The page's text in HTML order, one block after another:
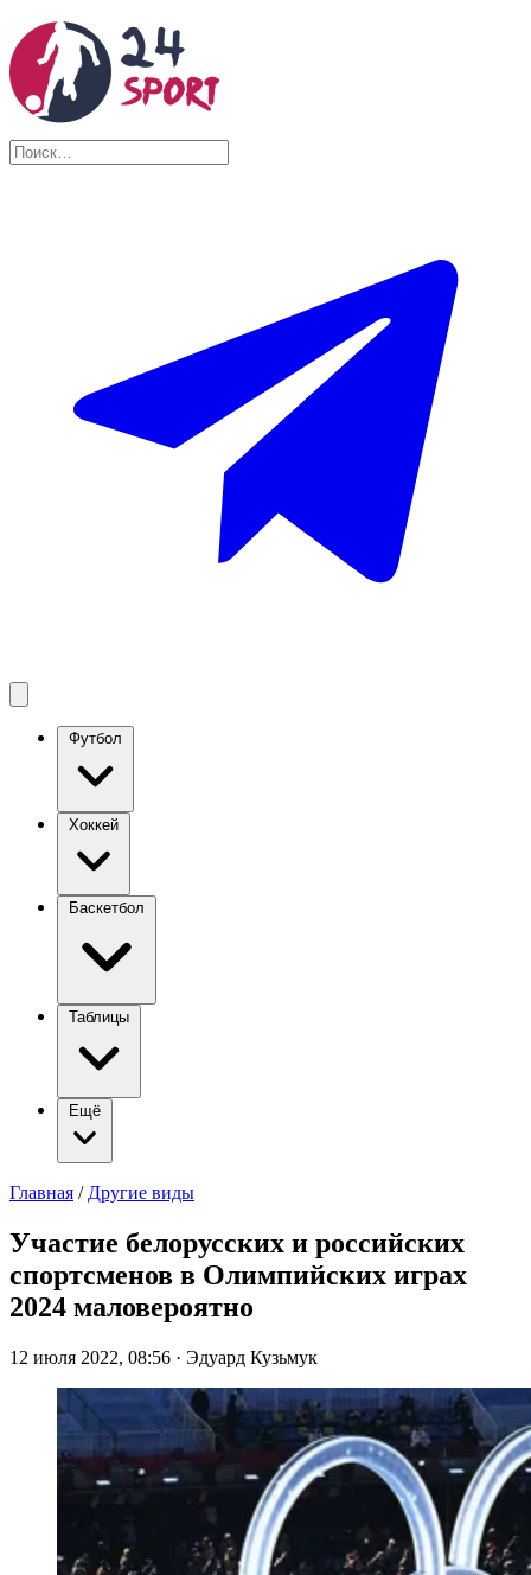
Футбол
Хоккей
Баскетбол
Таблицы
Ещё
Главная / Другие виды
Участие белорусских и российских
спортсменов в Олимпийских играх
2024 маловероятно
12 июля 2022, 08:56 · Эдуард Кузьмук